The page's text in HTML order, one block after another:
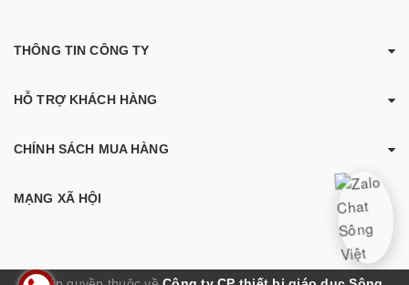
THÔNG TIN CÔNG TY
HỖ TRỢ KHÁCH HÀNG
CHÍNH SÁCH MUA HÀNG
MẠNG XÃ HỘI